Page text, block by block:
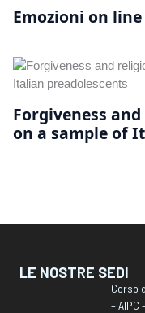
Emozioni on line
Forgiveness
on a sample of
LE NOSTRE SEDI
Corso
– AIPC